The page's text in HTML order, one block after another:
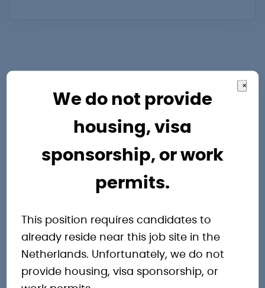
×
We do not provide
housing, visa
sponsorship, or work
permits.
This position requires candidates to
already reside near this job site in the
Netherlands. Unfortunately, we do not
provide housing, visa sponsorship, or
Andere
interessante
vacatures
Operator Zaanstad